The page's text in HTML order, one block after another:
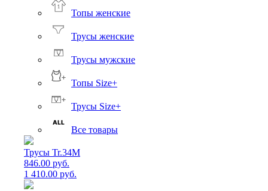
Топы женские
Трусы женские
Трусы мужские
Топы Size+
Трусы Size+
Все товары
Трусы Tr.34M
846.00 руб.
1 410.00 руб.